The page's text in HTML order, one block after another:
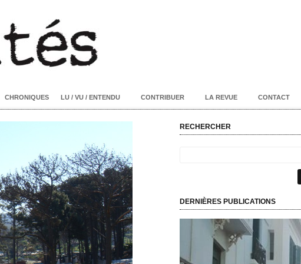
CHRONIQUES LU / VU / ENTENDU CONTRIBUER LA REVUE CONTACT
RECHERCHER
DERNIÈRES PUBLICATIONS